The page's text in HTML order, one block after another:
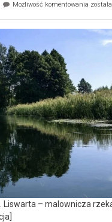
Możliwość komentowania
kamerą
wśród
Liswarta – malownicza